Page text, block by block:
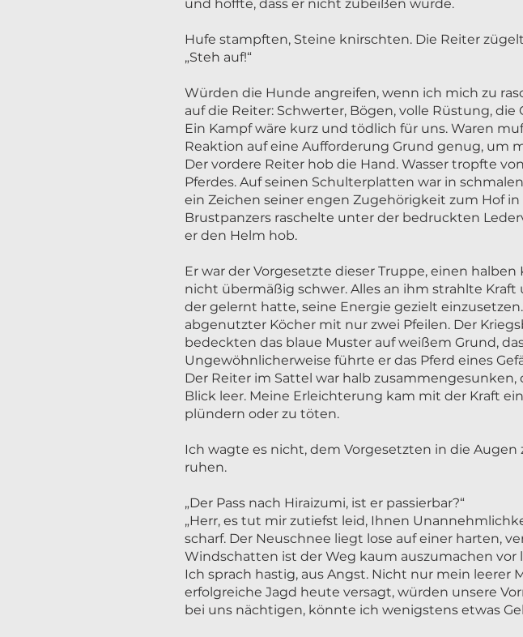
und hoffte, dass er nicht zubeißen würde.
Hufe stampften, Steine knirschten. Die Reiter
„Steh auf!“
Würden die Hunde angreifen, wenn ich mich zu
auf die Reiter: Schwerter, Bögen, volle Rüstung,
Ein Kampf wäre kurz und tödlich für uns. Waren
Reaktion auf eine Aufforderung Grund genug, um
Der vordere Reiter hob die Hand. Wasser tropfte
Pferdes. Auf seinen Schulterplatten war in
ein Zeichen seiner engen Zugehörigkeit zum Hof
Brustpanzers raschelte unter der bedruckten
er den Helm hob.
Er war der Vorgesetzte dieser Truppe, einen
nicht übermäßig schwer. Alles an ihm strahlte
der gelernt hatte, seine Energie gezielt
abgenutzter Köcher mit nur zwei Pfeilen. Der
bedeckten das blaue Muster auf weißem Grund,
Ungewöhnlicherweise führte er das Pferd eines
Der Reiter im Sattel war halb
Blick leer. Meine Erleichterung kam mit der Kraft
plündern oder zu töten.
Ich wagte es nicht, dem Vorgesetzten in die
ruhen.
„Der Pass nach Hiraizumi, ist er passierbar?“
„Herr, es tut mir zutiefst leid, Ihnen
scharf. Der Neuschnee liegt lose auf einer harten,
Windschatten ist der Weg kaum auszumachen
Ich sprach hastig, aus Angst. Nicht nur mein leerer
erfolgreiche Jagd heute versagt, würden unsere
bei uns nächtigen, könnte ich wenigstens etwas